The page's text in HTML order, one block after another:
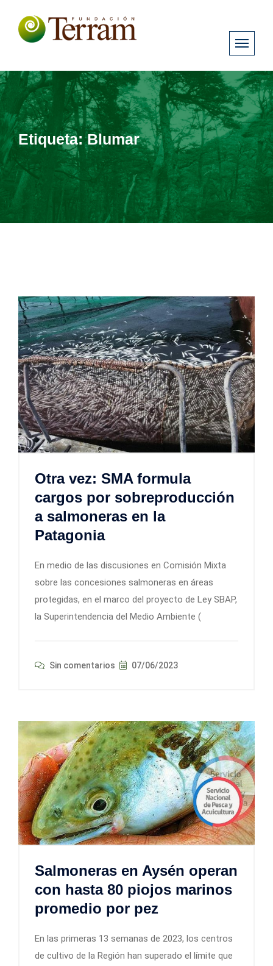
Etiqueta:Blumar
Otra vez: SMA formula
cargos por sobreproducción
a salmoneras en la
Patagonia
En medio de las discusiones en Comisión Mixta
sobre las concesiones salmoneras en áreas
protegidas, en el marco del proyecto de Ley SBAP,
la Superintendencia del Medio Ambiente (
Sin comentarios 07/06/2023
Salmoneras en Aysén operan
con hasta 80 piojos marinos
promedio por pez
En las primeras 13 semanas de 2023, los centros
de cultivo de la Región han superado el límite que